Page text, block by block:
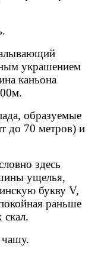
украшением
каньона
образуемые
до 70 метров) и
здесь
ущелья,
букву V,
раньше